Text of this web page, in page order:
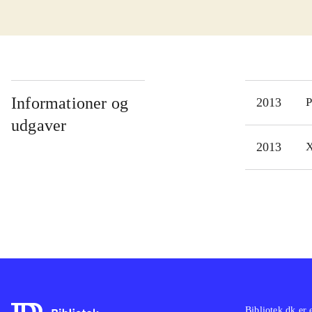
vil
Informationer og
udgaver
2013
2013